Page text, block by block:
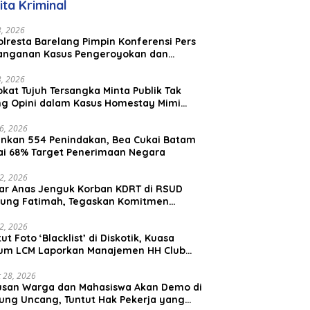
Kriminal
2026
Barelang Pimpin Konferensi Pers
Kasus Pengeroyokan dan
2026
Tujuh Tersangka Minta Publik Tak
Opini dalam Kasus Homestay Mimi
2026
554 Penindakan, Bea Cukai Batam
68% Target Penerimaan Negara
2026
Anas Jenguk Korban KDRT di RSUD
Fatimah, Tegaskan Komitmen
2026
Foto ‘Blacklist’ di Diskotik, Kuasa
LCM Laporkan Manajemen HH Club
28, 2026
Warga dan Mahasiswa Akan Demo di
Uncang, Tuntut Hak Pekerja yang